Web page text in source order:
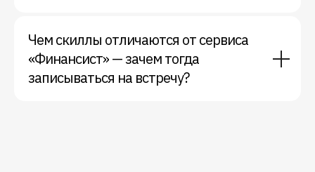
Чем скиллы отличаются от сервиса
«Финансист» — зачем тогда
записываться на встречу?